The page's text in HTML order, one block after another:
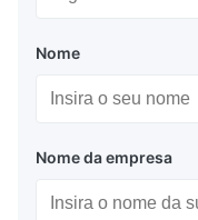
Nome
Nome da empresa